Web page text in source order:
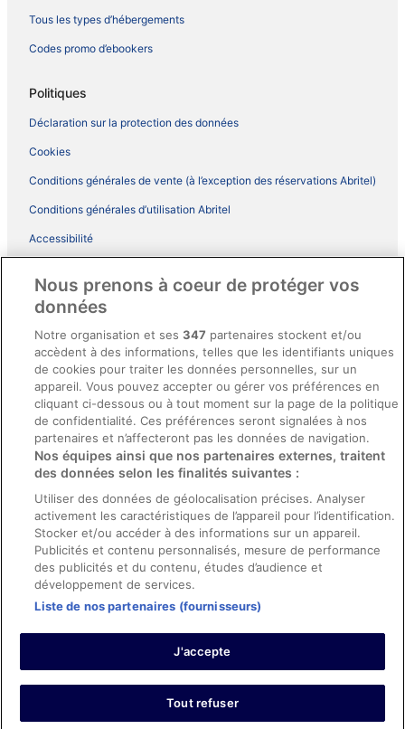
Tous les types d’hébergements
Codes promo d’ebookers
Politiques
Déclaration sur la protection des données
Cookies
Conditions générales de vente (à l’exception des réservations Abritel)
Conditions générales d’utilisation Abritel
Accessibilité
Conditions générales du programme BONUS+ d’ebookers
Directives de contenu et signalement de contenus
Aide
Soutien
Annuler votre réservation d’hôtel ou de propriété de vacances
Échéances de remboursement
Utiliser un coupon ebookers
Electron, CartaSi, Carte Bleue, PayPal et Eurocard.
© 2026 Expedia, Inc., une entreprise d’Expedia Group. Tous droits
réservés. ebookers et le logo ebookers sont des marques
commerciales ou des marques déposées d’Expedia, Inc.
Nous prenons à coeur de protéger vos
données
Notre organisation et ses347 partenaires stockent et/ou
accèdent à des informations, telles que les identifiants uniques
de cookies pour traiter les données personnelles, sur un
appareil. Vous pouvez accepter ou gérer vos préférences en
cliquant ci-dessous ou à tout moment sur la page de la politique
de confidentialité. Ces préférences seront signalées à nos
partenaires et n’affecteront pas les données de navigation.
Nos équipes ainsi que nos partenaires externes, traitent
des données selon les finalités suivantes :
Utiliser des données de géolocalisation précises. Analyser
activement les caractéristiques de l’appareil pour l’identification.
Stocker et/ou accéder à des informations sur un appareil.
Publicités et contenu personnalisés, mesure de performance
des publicités et du contenu, études d’audience et
développement de services.
Liste de nos partenaires (fournisseurs)
J'accepte
Tout refuser